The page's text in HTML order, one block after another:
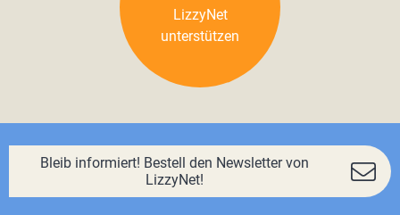
LizzyNet
unterstützen
Bleib informiert! Bestell den Newsletter von
LizzyNet!